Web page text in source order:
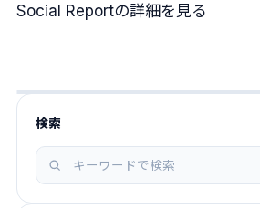
Social Reportの詳細を見る
検索
記
事